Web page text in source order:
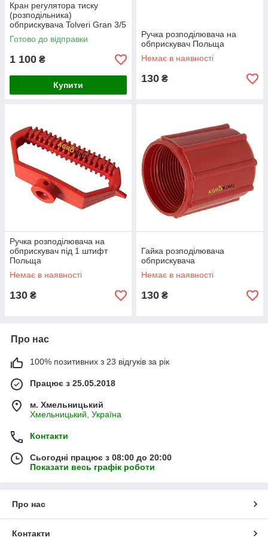
Кран регулятора тиску
(розподільника)
обприскувача Tolveri Gran 3/5
RD/RF 3/5-1093 (ARAG)
Готово до відправки
1 100 ₴
Купити
Ручка розподілювача на
обприскувач Польща
Немає в наявності
130 ₴
Ручка розподілювача на
обприскувач під 1 штифт
Польща
Немає в наявності
130 ₴
Гайка розподілювача
обприскувача
Немає в наявності
130 ₴
Про нас
100% позитивних з 23 відгуків за рік
Працює з 25.05.2018
м. Хмельницький
Хмельницький, Україна
Контакти
Сьогодні працює з 08:00 до 20:00
Показати весь графік роботи
Про нас
Контакти